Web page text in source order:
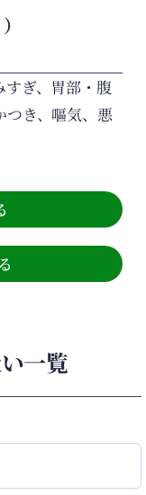
すぎ、胃部・腹
つき、嘔気、悪
一覧